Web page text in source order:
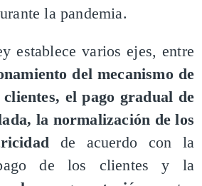
la pandemia.
establece varios ejes, entre
del mecanismo de
el pago gradual de
la normalización de los
de acuerdo con la
de los clientes y la